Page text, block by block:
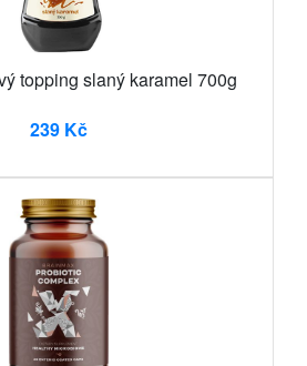
topping slaný karamel 700g
239 Kč